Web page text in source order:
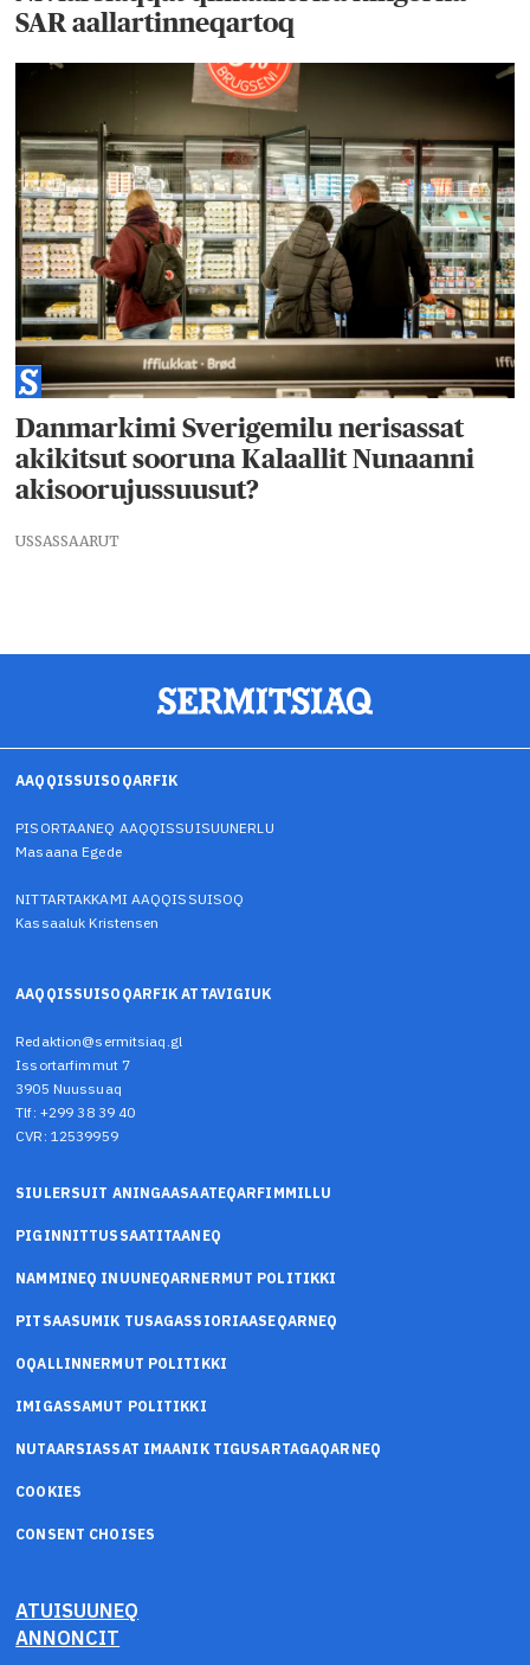
SAR aallartinneqartoq
Danmarkimi Sverigemilu nerisassat
akikitsut sooruna Kalaallit Nunaanni
akisoorujussuusut?
USSASSAARUT
AAQQISSUISOQARFIK
PISORTAANEQ AAQQISSUISUUNERLU
Masaana Egede
NITTARTAKKAMI AAQQISSUISOQ
Kassaaluk Kristensen
AAQQISSUISOQARFIK ATTAVIGIUK
Redaktion@sermitsiaq.gl
Issortarfimmut 7
3905 Nuussuaq
Tlf: +299 38 39 40
CVR: 12539959
SIULERSUIT ANINGAASAATEQARFIMMILLU
PIGINNITTUSSAATITAANEQ
NAMMINEQ INUUNEQARNERMUT POLITIKKI
PITSAASUMIK TUSAGASSIORIAASEQARNEQ
OQALLINNERMUT POLITIKKI
IMIGASSAMUT POLITIKKI
NUTAARSIASSAT IMAANIK TIGUSARTAGAQARNEQ
COOKIES
CONSENT CHOISES
ATUISUUNEQ
ANNONCIT